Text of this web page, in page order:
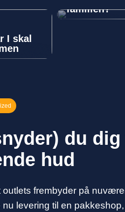
I skal
familien?
du
hud
outlets frembyder på
levering til en